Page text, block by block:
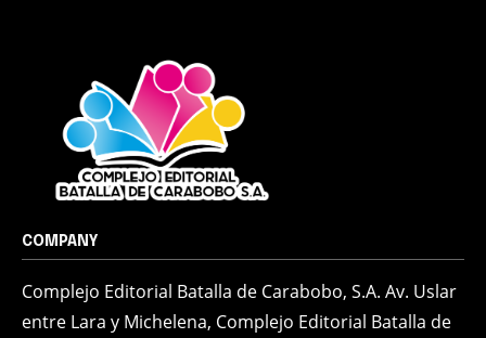
COMPANY
Complejo Editorial Batalla de Carabobo, S.A. Av. Uslar
entre Lara y Michelena, Complejo Editorial Batalla de